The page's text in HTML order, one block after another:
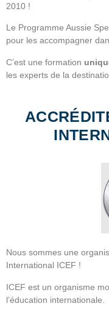
2010 !
Le Programme Aussie
pour les accompagner
C’est une formation
les experts de la
Nous sommes une
International ICEF !
ICEF est un organisme
l’éducation internationale.